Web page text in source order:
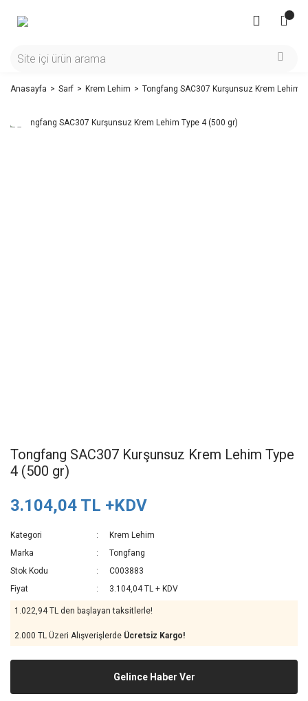
Anasayfa Sarf Krem Lehim Tongfang SAC307 Kurşunsuz Krem Lehim
Tongfang SAC307 Kurşunsuz Krem Lehim Type
4 (500 gr)
3.104,04 TL +KDV
Kategori
Krem Lehim
Marka
Tongfang
Stok Kodu
C003883
Fiyat
3.104,04 TL + KDV
1.022,94 TL den başlayan taksitlerle!
2.000 TL Üzeri Alışverişlerde Ücretsiz Kargo!
Gelince Haber Ver